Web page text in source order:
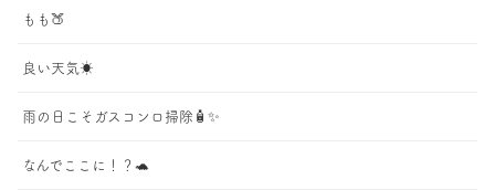
もも🍑
良い天気☀️
雨の日こそガスコンロ掃除🧴✨
なんでここに！？🐢